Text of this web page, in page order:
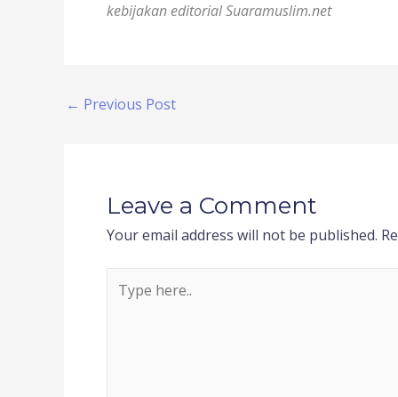
kebijakan editorial Suaramuslim.net
← Previous Post
Leave a Comment
Your email address will not be published.
here..